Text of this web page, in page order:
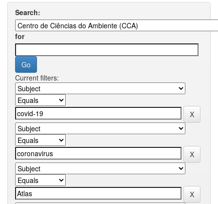
Search:
for
Current filters: